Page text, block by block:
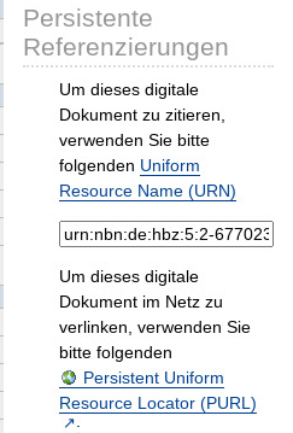
Persistente
Referenzierungen
Um dieses digitale
Dokument zu zitieren,
verwenden Sie bitte
folgenden Uniform
Resource Name (URN)
Um dieses digitale
Dokument im Netz zu
verlinken, verwenden Sie
bitte folgenden
Persistent Uniform
Resource Locator (PURL)
: